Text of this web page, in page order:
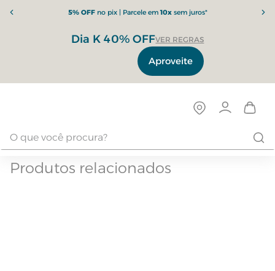
5% OFFno pix | Parcele em10xsem juros*
Dia K 40% OFFVER REGRAS
Aproveite
Produtos relacionados